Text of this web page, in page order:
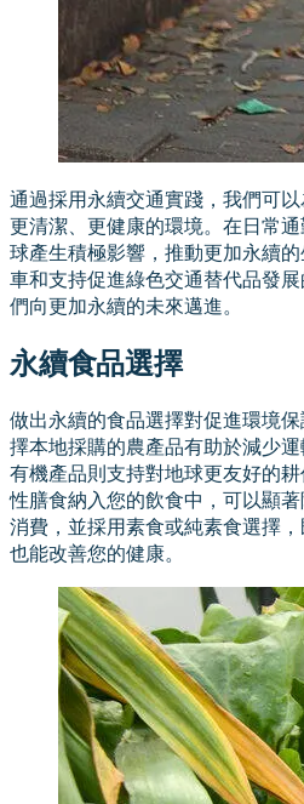
通過採用永續交通實踐，我們可
更清潔、更健康的環境。在日常
球產生積極影響，推動更加永續
車和支持促進綠色交通替代品發
們向更加永續的未來邁進。
永續食品選擇
做出永續的食品選擇對促進環境
擇本地採購的農產品有助於減少
有機產品則支持對地球更友好的
性膳食納入您的飲食中，可以顯
消費，並採用素食或純素食選擇
也能改善您的健康。